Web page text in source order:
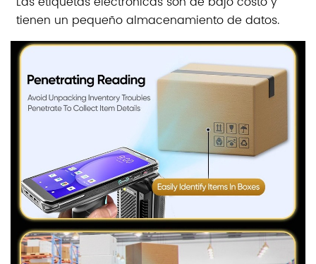
tienen un pequeño almacenamiento de datos.